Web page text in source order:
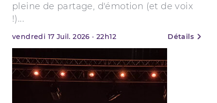
pleine de partage, d'émotion (et de voix
!)...
vendredi 17 Juil. 2026 ·22h12 Détails